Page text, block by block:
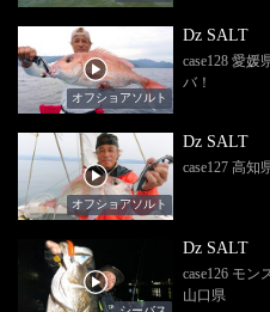
オフショアソルト
Dz SALT
case128 愛
バ！
オフショアソルト
Dz SALT
case127 高知
Dz SALT
case126 モ
山口県